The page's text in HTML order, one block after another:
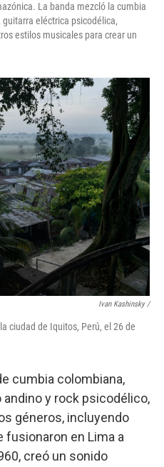
La banda mezcló la cumbia
eléctrica psicodélica,
estilos musicales para crear un
Ivan Kashinsky/
ciudad de Iquitos, Perú, el 26 de
cumbia colombiana,
andino y rock psicodélico,
géneros, incluyendo
fusionaron en Lima a
creó un sonido